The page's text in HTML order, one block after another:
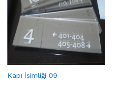
Kapı İsimliği 09